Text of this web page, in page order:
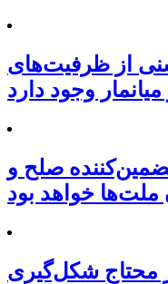
از ظرفیت‌های
وجود دارد
صلح و
ملت‌ها خواهد بود
محتاج شکل‌گیری